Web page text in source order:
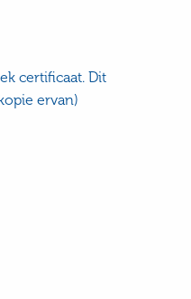
certificaat. Dit
ervan)